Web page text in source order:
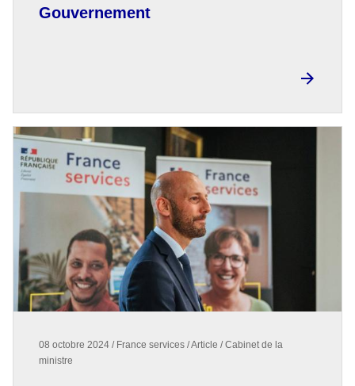
Gouvernement
08 octobre 2024 / France services / Article / Cabinet de la
ministre